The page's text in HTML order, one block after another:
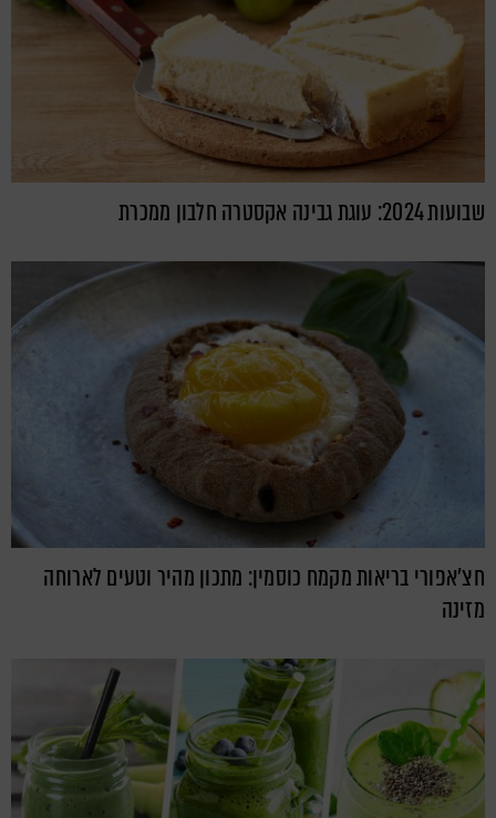
שבועות 2024: עוגת גבינה אקסטרה חלבון ממכרת
חצ'אפורי בריאות מקמח כוסמין: מתכון מהיר וטעים לארוחה
מזינה